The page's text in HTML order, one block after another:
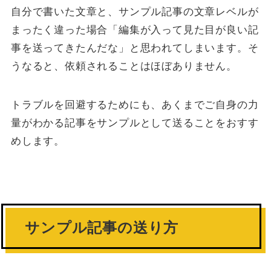
自分で書いた文章と、サンプル記事の文章レベルが
まったく違った場合「編集が入って見た目が良い記
事を送ってきたんだな」と思われてしまいます。そ
うなると、依頼されることはほぼありません。
トラブルを回避するためにも、あくまでご自身の力
量がわかる記事をサンプルとして送ることをおすす
めします。
サンプル記事の送り方